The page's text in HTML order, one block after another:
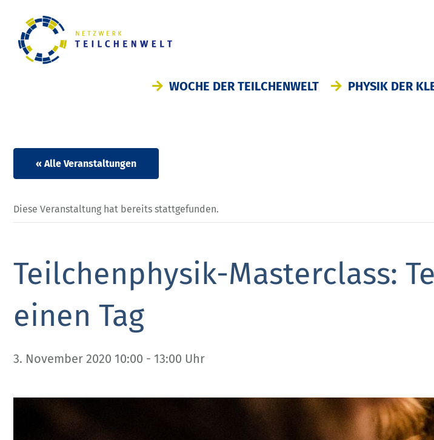
WOCHE DER TEILCHENWELT PHYSIK DER
« Alle Veranstaltungen
Diese Veranstaltung hat bereits stattgefunden.
Teilchenphysik-Masterclass:
einen Tag
3. November 2020 10:00 - 13:00